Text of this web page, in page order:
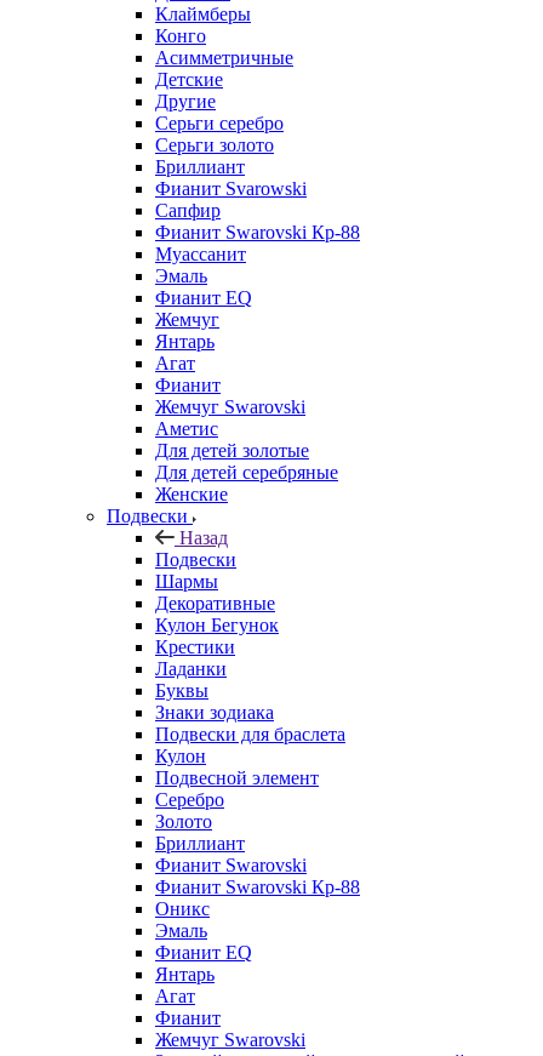
Клаймберы
Конго
Асимметричные
Детские
Другие
Серьги серебро
Серьги золото
Бриллиант
Фианит Svarowski
Сапфир
Фианит Swarovski Кр-88
Муассанит
Эмаль
Фианит EQ
Жемчуг
Янтарь
Агат
Фианит
Жемчуг Swarovski
Аметис
Для детей золотые
Для детей серебряные
Женские
Подвески
Назад
Подвески
Шармы
Декоративные
Кулон Бегунок
Крестики
Ладанки
Буквы
Знаки зодиака
Подвески для браслета
Кулон
Подвесной элемент
Серебро
Золото
Бриллиант
Фианит Swarovski
Фианит Swarovski Кр-88
Оникс
Эмаль
Фианит EQ
Янтарь
Агат
Фианит
Жемчуг Swarovski